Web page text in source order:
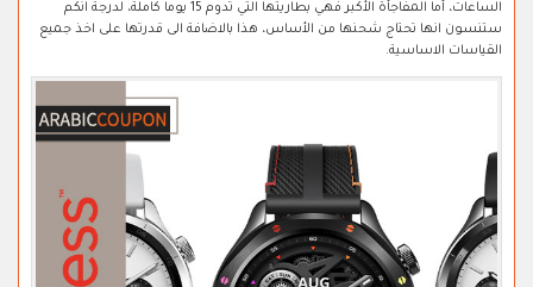
الساعات، أما المفاجأة الأكبر فهي بطاريتها التي تدوم 15 يوما كاملة، لدرجة انكم
ستنسون انها تحتاج شحنها من الأساس، هذا بالاضافة الى قدرتها على اخذ جميع
القياسات الاساسية.